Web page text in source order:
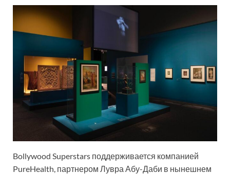
Bollywood Superstars поддерживается компанией
PureHealth, партнером Лувра Абу-Даби в нынешнем